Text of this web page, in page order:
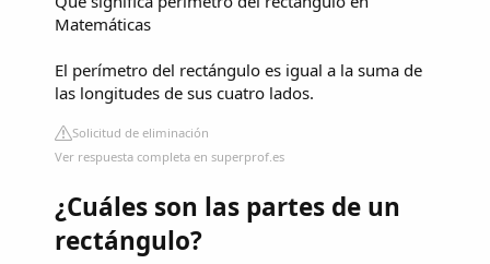
Matemáticas
El perímetro del rectángulo es igual a la suma de
las longitudes de sus cuatro lados.
Solicitud de eliminación
Ver respuesta completa en superprof.es
¿Cuáles son las partes de un
rectángulo?